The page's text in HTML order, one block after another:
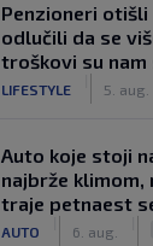
Penzioneri
odlučili da se
troškovi su nam
LIFESTYLE 5. aug.
Auto koje stoji
najbrže klimom,
traje petnaest
AUTO 6. aug.